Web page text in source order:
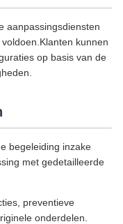
aanpassingsdiensten
kunnen
op basis van de
begeleiding inzake
met gedetailleerde
preventieve
onderdelen.